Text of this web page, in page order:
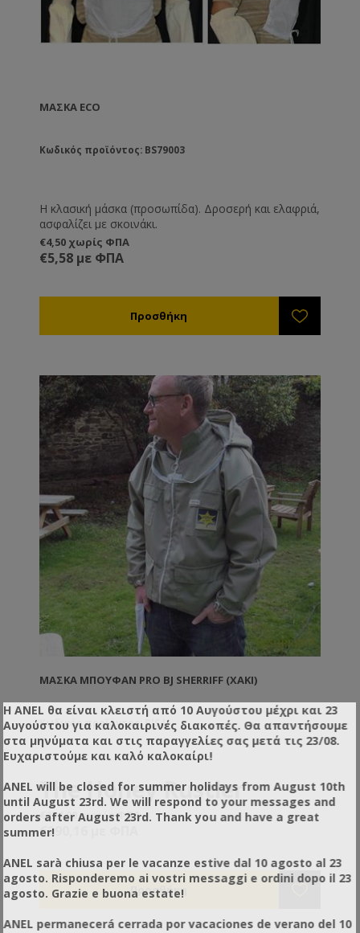
ΜΆΣΚΑ ECO
Κωδικός προϊόντος: BS79003
Η κλασική μάσκα (προσωπίδα). Δροσερή και ελαφριά,
ασφαλίζει με σκοινάκι.
€4,50 χωρίς ΦΠΑ
€5,58 με ΦΠΑ
ΜΆΣΚΑ ΜΠΟΥΦΆΝ PRO BJ SHERRIFF (ΧΑΚΊ)
Κωδικός προϊόντος: BJS41
The Honey Rustler
beekeeping jacket
Rustler ™beekeeping jacket
from BJ Sherriff, with integral
hood and detachable
The BJ Sherriff Honey Rustler is the ultimate
standards, from a lightweight yet protective fabric, it
€234,00 χωρίς ΦΠΑ
€290,16 με ΦΠΑ
Η ANEL θα είναι κλειστή από 10 Αυγούστου μέχρι και 23
Αυγούστου για καλοκαιρινές διακοπές. Θα απαντήσουμε
στα μηνύματα και στις παραγγελίες σας μετά τις 23/08.
Ευχαριστούμε και καλό καλοκαίρι!
ANEL will be closed for summer holidays from August 10th
until August 23rd. We will respond to your messages and
orders after August 23rd. Thank you and have a great
summer!
ANEL sarà chiusa per le vacanze estive dal 10 agosto al 23
agosto. Risponderemo ai vostri messaggi e ordini dopo il 23
agosto. Grazie e buona estate!
ANEL permanecerá cerrada por vacaciones de verano del 10